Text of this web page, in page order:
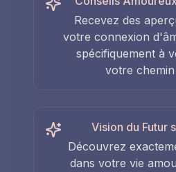
Recevez des
votre connexion
spécifiquement à
votre
Vision du Futur
Découvrez
dans votre vie